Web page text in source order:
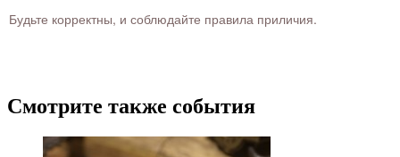
Будьте корректны, и соблюдайте правила приличия.
Смотрите также события